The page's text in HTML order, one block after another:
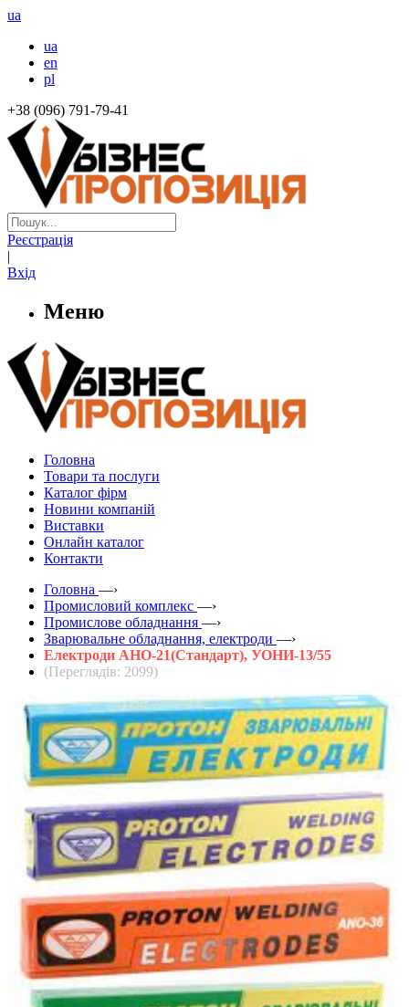
ua
ua
en
pl
+38 (096) 791-79-41
Реєстрація
|
Вхід
Меню
Головна
Товари та послуги
Каталог фірм
Новини компаній
Виставки
Онлайн каталог
Контакти
Головна —›
Промисловий комплекс —›
Промислове обладнання —›
Зварювальне обладнання, електроди —›
Електроди АНО-21(Стандарт), УОНИ-13/55
(Переглядів: 2099)